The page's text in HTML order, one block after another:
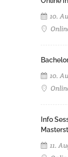
10.
10.
Info
11.